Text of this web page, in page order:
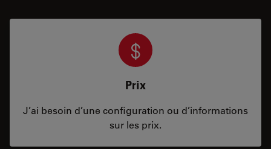
Prix
J’ai besoin d’une configuration ou d’informations
sur les prix.